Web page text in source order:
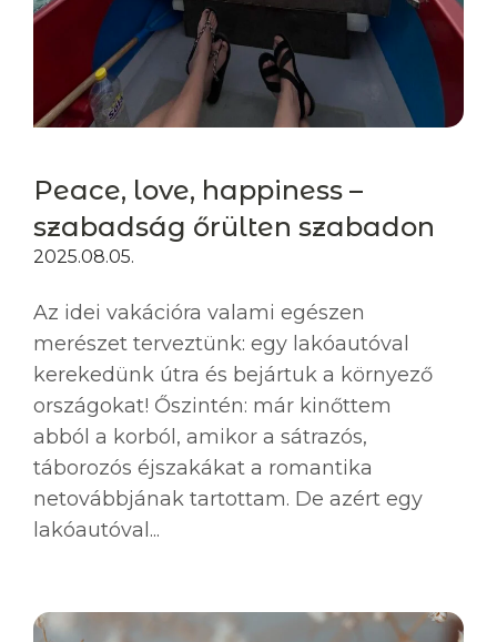
Peace, love, happiness –
szabadság őrülten szabadon
2025.08.05.
Az idei vakációra valami egészen
merészet terveztünk: egy lakóautóval
kerekedünk útra és bejártuk a környező
országokat! Őszintén: már kinőttem
abból a korból, amikor a sátrazós,
táborozós éjszakákat a romantika
netovábbjának tartottam. De azért egy
lakóautóval...